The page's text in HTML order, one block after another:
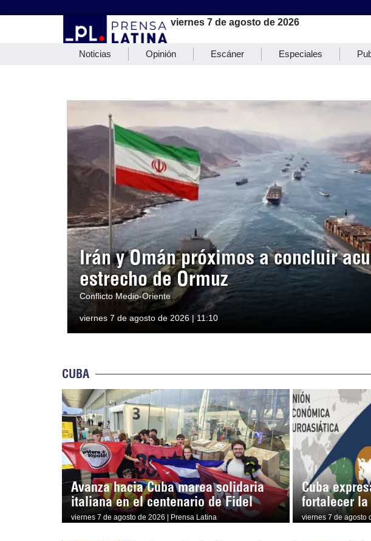
viernes 7 de agosto de 2026
Noticias Opinión Escáner Especiales
Irán y Omán próximos a concluir
estrecho de Ormuz
Conflicto Medio-Oriente
viernes 7 de agosto de 2026 | 11:10
CUBA
Avanza hacia Cuba marea solidaria
italiana en el centenario de Fidel
viernes 7 de agosto de 2026 | Prensa Latina
Cuba
fortalecer la
viernes 7 de agosto